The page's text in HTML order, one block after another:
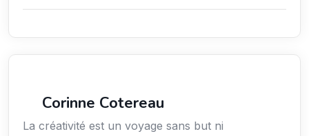
Corinne Cotereau
La créativité est un voyage sans but ni